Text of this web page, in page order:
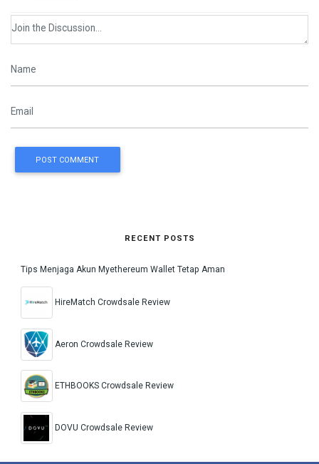
POST COMMENT
RECENT POSTS
Tips Menjaga Akun Myethereum Wallet Tetap Aman
HireMatch Crowdsale Review
Aeron Crowdsale Review
ETHBOOKS Crowdsale Review
DOVU Crowdsale Review